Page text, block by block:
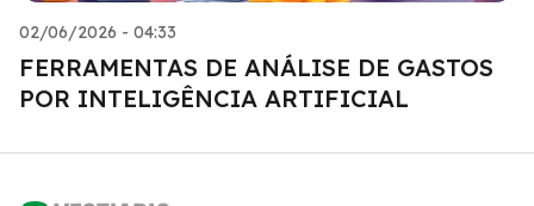
02/06/2026 - 04:33
FERRAMENTAS DE ANÁLISE DE GASTOS
POR INTELIGÊNCIA ARTIFICIAL